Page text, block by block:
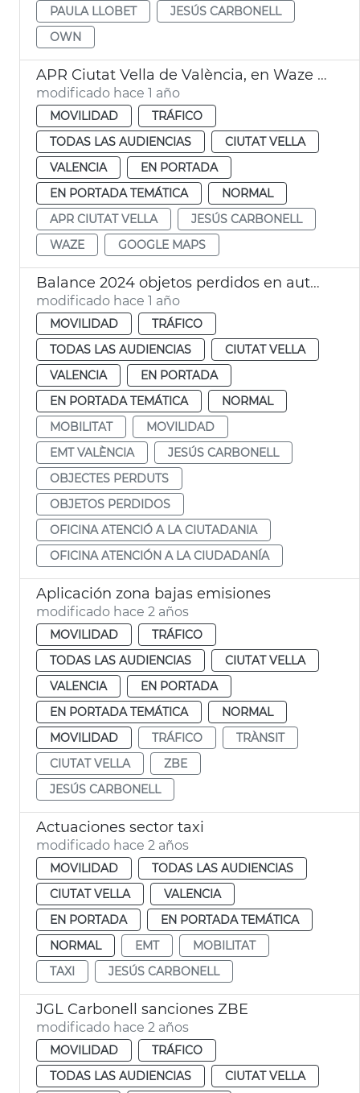
PAULA LLOBET
JESÚS CARBONELL
OWN
APR Ciutat Vella de València, en Waze y Google Maps
modificado hace 1 año
MOVILIDAD
TRÁFICO
TODAS LAS AUDIENCIAS
CIUTAT VELLA
VALENCIA
EN PORTADA
EN PORTADA TEMÁTICA
NORMAL
APR CIUTAT VELLA
JESÚS CARBONELL
WAZE
GOOGLE MAPS
Balance 2024 objetos perdidos en autobuses de EMT València
modificado hace 1 año
MOVILIDAD
TRÁFICO
TODAS LAS AUDIENCIAS
CIUTAT VELLA
VALENCIA
EN PORTADA
EN PORTADA TEMÁTICA
NORMAL
MOBILITAT
MOVILIDAD
EMT VALÈNCIA
JESÚS CARBONELL
OBJECTES PERDUTS
OBJETOS PERDIDOS
OFICINA ATENCIÓ A LA CIUTADANIA
OFICINA ATENCIÓN A LA CIUDADANÍA
Aplicación zona bajas emisiones
modificado hace 2 años
MOVILIDAD
TRÁFICO
TODAS LAS AUDIENCIAS
CIUTAT VELLA
VALENCIA
EN PORTADA
EN PORTADA TEMÁTICA
NORMAL
MOVILIDAD
TRÁFICO
TRÀNSIT
CIUTAT VELLA
ZBE
JESÚS CARBONELL
Actuaciones sector taxi
modificado hace 2 años
MOVILIDAD
TODAS LAS AUDIENCIAS
CIUTAT VELLA
VALENCIA
EN PORTADA
EN PORTADA TEMÁTICA
NORMAL
EMT
MOBILITAT
TAXI
JESÚS CARBONELL
JGL Carbonell sanciones ZBE
modificado hace 2 años
MOVILIDAD
TRÁFICO
TODAS LAS AUDIENCIAS
CIUTAT VELLA